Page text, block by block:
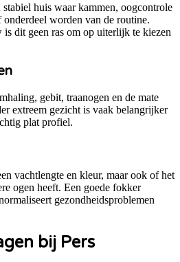
stabiel huis waar kammen, oogcontrole
worden van de routine.
dit geen ras om op uiterlijk te kiezen
gebit, traanogen en de mate
extreem gezicht is vaak belangrijker
plat profiel.
vachtlengte en kleur, maar ook of het
ogen heeft. Een goede fokker
gezondheidsproblemen
bij Pers